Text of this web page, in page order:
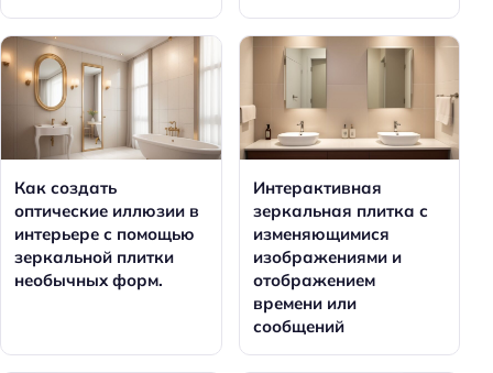
Как создать
оптические иллюзии в
интерьере с помощью
зеркальной плитки
необычных форм.
Интерактивная
зеркальная плитка с
изменяющимися
изображениями и
отображением
времени или
сообщений